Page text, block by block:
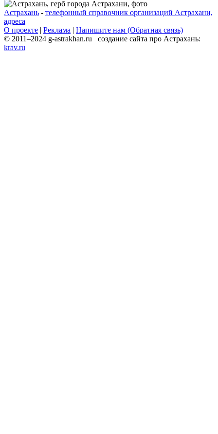
Астрахань - телефонный справочник организаций Астрахани,
адреса
О проекте | Реклама | Напишите нам (Обратная связь)
© 2011–2024 g-astrakhan.ru создание сайта про Астрахань:
krav.ru